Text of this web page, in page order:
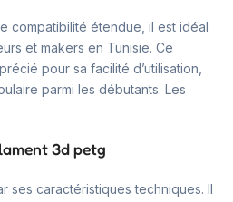
compatibilité étendue, il est idéal
et makers en Tunisie. Ce
pour sa facilité d’utilisation,
parmi les débutants. Les
3d petg
ses caractéristiques techniques. Il